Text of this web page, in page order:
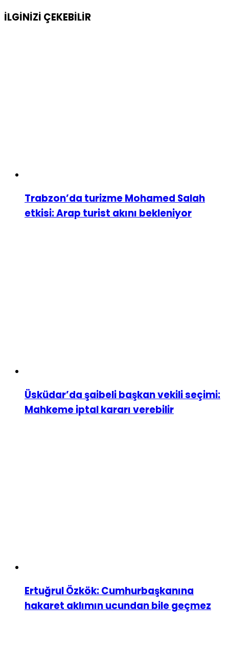
İLGİNİZİ ÇEKEBİLİR
Trabzon’da turizme Mohamed Salah
etkisi: Arap turist akını bekleniyor
Üsküdar’da şaibeli başkan vekili seçimi:
Mahkeme iptal kararı verebilir
Ertuğrul Özkök: Cumhurbaşkanına
hakaret aklımın ucundan bile geçmez